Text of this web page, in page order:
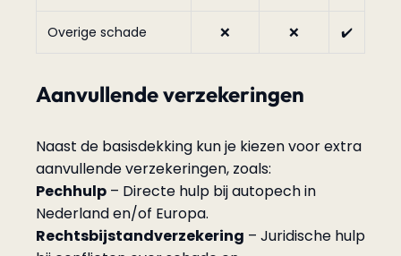
Overige schade ❌ ❌ ✔️
Aanvullende verzekeringen
Naast de basisdekking kun je kiezen voor extra
aanvullende verzekeringen, zoals:
Pechhulp – Directe hulp bij autopech in
Nederland en/of Europa.
Rechtsbijstandverzekering – Juridische hulp